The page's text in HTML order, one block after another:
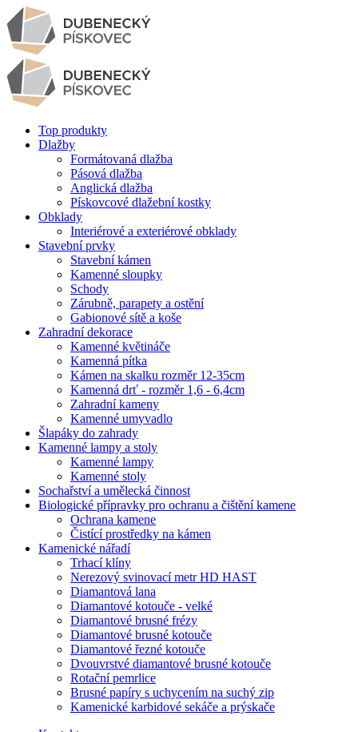
Top produkty
Dlažby
Formátovaná dlažba
Pásová dlažba
Anglická dlažba
Pískovcové dlažební kostky
Obklady
Interiérové a exteriérové obklady
Stavební prvky
Stavební kámen
Kamenné sloupky
Schody
Zárubně, parapety a ostění
Gabionové sítě a koše
Zahradní dekorace
Kamenné květináče
Kamenná pítka
Kámen na skalku rozměr 12-35cm
Kamenná drť - rozměr 1,6 - 6,4cm
Zahradní kameny
Kamenné umyvadlo
Šlapáky do zahrady
Kamenné lampy a stoly
Kamenné lampy
Kamenné stoly
Sochařství a umělecká činnost
Biologické přípravky pro ochranu a čištění kamene
Ochrana kamene
Čistící prostředky na kámen
Kamenické nářadí
Trhací klíny
Nerezový svinovací metr HD HAST
Diamantová lana
Diamantové kotouče - velké
Diamantové brusné frézy
Diamantové brusné kotouče
Diamantové řezné kotouče
Dvouvrstvé diamantové brusné kotouče
Rotační pemrlice
Brusné papíry s uchycením na suchý zip
Kamenické karbidové sekáče a prýskače